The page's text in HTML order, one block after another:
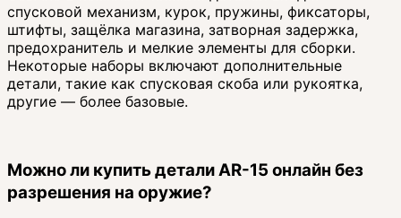
спусковой механизм, курок, пружины, фиксаторы,
штифты, защёлка магазина, затворная задержка,
предохранитель и мелкие элементы для сборки.
Некоторые наборы включают дополнительные
детали, такие как спусковая скоба или рукоятка,
другие — более базовые.
Можно ли купить детали AR-15 онлайн без
разрешения на оружие?